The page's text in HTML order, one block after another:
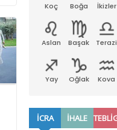
Koç Boğa İkizler
Aslan Başak Terazi
Yay Oğlak Kova